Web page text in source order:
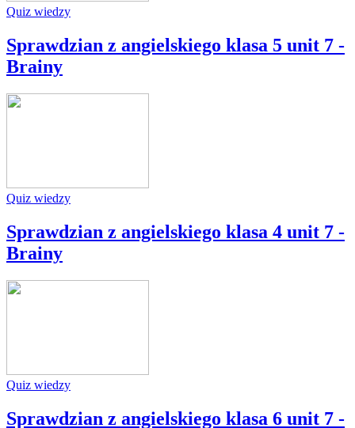
Quiz wiedzy
Sprawdzian z angielskiego klasa 5 unit 7 -
Brainy
Quiz wiedzy
Sprawdzian z angielskiego klasa 4 unit 7 -
Brainy
Quiz wiedzy
Sprawdzian z angielskiego klasa 6 unit 7 -